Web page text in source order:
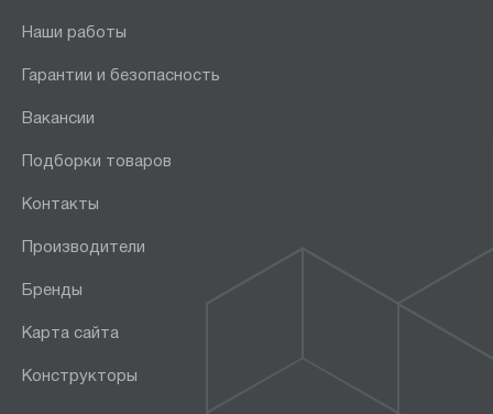
Наши работы
Гарантии и безопасность
Вакансии
Подборки товаров
Контакты
Производители
Бренды
Карта сайта
Конструкторы